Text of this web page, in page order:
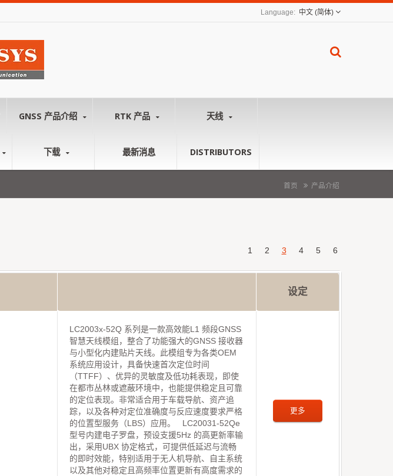
中文 (简体)
GNSS 产品介绍 RTK 产品 天线
下载 最新消息 DISTRIBUTORS
首页 产品介绍
1 2 3 4 5 6
设定
LC2003x-52Q 系列是一款高效能L1 频段GNSS
智慧天线模组，整合了功能强大的GNSS 接收器
与小型化内建贴片天线。此模组专为各类OEM
系统应用设计，具备快速首次定位时间
（TTFF）、优异的灵敏度及低功耗表现，即使
在都市丛林或遮蔽环境中，也能提供稳定且可靠
的定位表现。非常适合用于车载导航、资产追
踪，以及各种对定位准确度与反应速度要求严格
的位置型服务（LBS）应用。 LC20031-52Qe
型号内建电子罗盘，预设支援5Hz 的高更新率输
出，采用UBX 协定格式，可提供低延迟与流畅
的即时效能，特别适用于无人机导航、自主系统
以及其他对稳定且高频率位置更新有高度需求的
更多